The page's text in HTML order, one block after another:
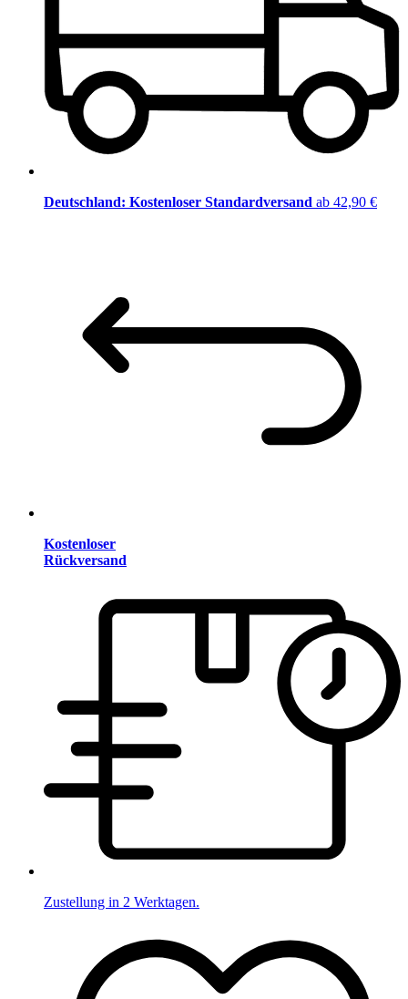
Deutschland: Kostenloser Standardversand ab 42,90 €
Kostenloser
Rückversand
Zustellung in 2 Werktagen.